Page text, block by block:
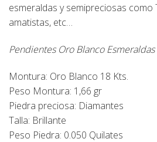
esmeraldas y semipreciosas como
amatistas, etc…
Pendientes Oro Blanco
Montura: Oro Blanco 18 Kts.
Peso Montura: 1,66 gr
Piedra preciosa: Diamantes
Talla: Brillante
Peso Piedra: 0.050 Quilates